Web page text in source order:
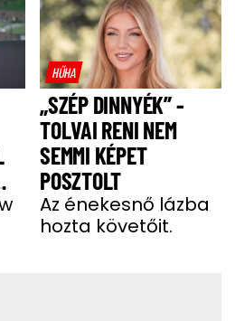
HŰHA
„SZÉP DINNYÉK” -
TOLVAI RENI NEM
SEMMI KÉPET
POSZTOLT
Az énekesnő lázba
hozta követőit.